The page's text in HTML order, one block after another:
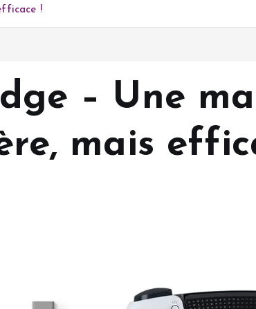
!
– Une
mais